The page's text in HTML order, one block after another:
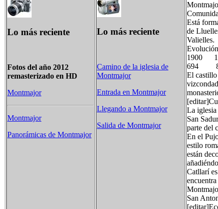
Lo más reciente
Fotos del año 2012
remasterizado en HD
Montmajor
Montmajor
Panorámicas de Montmajor
Lo más reciente
Camino de la iglesia de
Montmajor
Entrada en Montmajor
Llegando a Montmajor
Salida de Montmajor
Está
de
Valielles.
1900
694
El castillo
La iglesia
San
parte del
En el
estilo
están
Catllarí
San